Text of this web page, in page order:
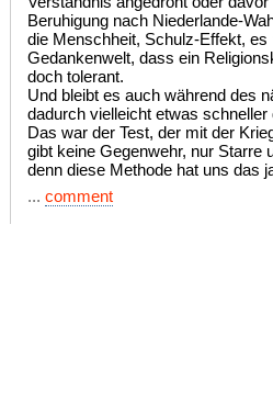
Beruhigung nach Niederlande-
die Menschheit, Schulz-Effekt,
Gedankenwelt, dass ein
doch tolerant.
Und bleibt es auch während des
dadurch vielleicht etwas schneller
Das war der Test, der mit der
gibt keine Gegenwehr, nur Starre
denn diese Methode hat uns das
... comment